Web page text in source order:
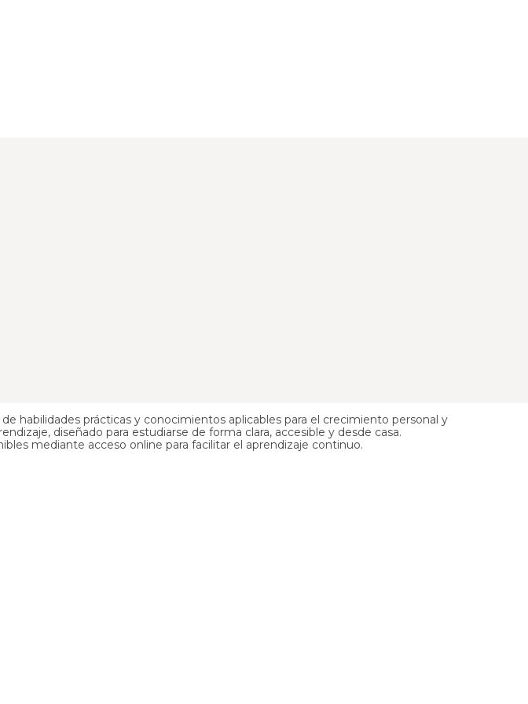
habilidades prácticas y conocimientos aplicables para el crecimiento personal y
diseñado para estudiarse de forma clara, accesible y desde casa.
mediante acceso online para facilitar el aprendizaje continuo.